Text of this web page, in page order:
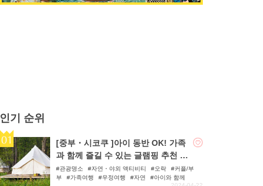
인기 순위
[중부・시코쿠 ]아이 동반 OK! 가족
과 함께 즐길 수 있는 글램핑 추천 10
선관광명소 자연・야외 액티비티 오락
커플/부
부
가족여행 우정여행 자연
아이와 함께